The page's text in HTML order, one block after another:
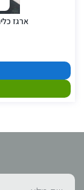
ארגז